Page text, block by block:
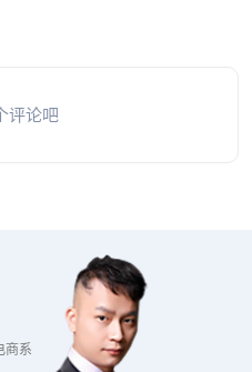
评论吧
商系